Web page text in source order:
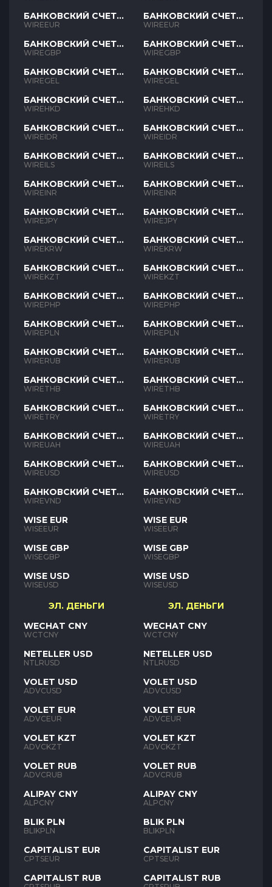
БАНКОВСКИЙ СЧЕТ
EUR
WIREEUR
БАНКОВСКИЙ СЧЕТ
GBP
WIREGBP
БАНКОВСКИЙ СЧЕТ
GEL
WIREGEL
БАНКОВСКИЙ СЧЕТ
HKD
WIREHKD
БАНКОВСКИЙ СЧЕТ
IDR
WIREIDR
БАНКОВСКИЙ СЧЕТ
ILS
WIREILS
БАНКОВСКИЙ СЧЕТ
INR
WIREINR
БАНКОВСКИЙ СЧЕТ
JPY
WIREJPY
БАНКОВСКИЙ СЧЕТ
KRW
WIREKRW
БАНКОВСКИЙ СЧЕТ
KZT
WIREKZT
БАНКОВСКИЙ СЧЕТ
PHP
WIREPHP
БАНКОВСКИЙ СЧЕТ
PLN
WIREPLN
БАНКОВСКИЙ СЧЕТ
RUB
WIRERUB
БАНКОВСКИЙ СЧЕТ
THB
WIRETHB
БАНКОВСКИЙ СЧЕТ
TRY
WIRETRY
БАНКОВСКИЙ СЧЕТ
UAH
WIREUAH
БАНКОВСКИЙ СЧЕТ
USD
WIREUSD
БАНКОВСКИЙ СЧЕТ
VND
WIREVND
WISE EUR
WISEEUR
WISE GBP
WISEGBP
WISE USD
WISEUSD
ЭЛ. ДЕНЬГИ
WECHAT CNY
WCTCNY
NETELLER USD
NTLRUSD
VOLET USD
ADVCUSD
VOLET EUR
ADVCEUR
VOLET KZT
ADVCKZT
VOLET RUB
ADVCRUB
ALIPAY CNY
ALPCNY
BLIK PLN
BLIKPLN
CAPITALIST EUR
CPTSEUR
CAPITALIST RUB
БАНКОВСКИЙ СЧЕТ
EUR
WIREEUR
БАНКОВСКИЙ СЧЕТ
GBP
WIREGBP
БАНКОВСКИЙ СЧЕТ
GEL
WIREGEL
БАНКОВСКИЙ СЧЕТ
HKD
WIREHKD
БАНКОВСКИЙ СЧЕТ
IDR
WIREIDR
БАНКОВСКИЙ СЧЕТ
ILS
WIREILS
БАНКОВСКИЙ СЧЕТ
INR
WIREINR
БАНКОВСКИЙ СЧЕТ
JPY
WIREJPY
БАНКОВСКИЙ СЧЕТ
KRW
WIREKRW
БАНКОВСКИЙ СЧЕТ
KZT
WIREKZT
БАНКОВСКИЙ СЧЕТ
PHP
WIREPHP
БАНКОВСКИЙ СЧЕТ
PLN
WIREPLN
БАНКОВСКИЙ СЧЕТ
RUB
WIRERUB
БАНКОВСКИЙ СЧЕТ
THB
WIRETHB
БАНКОВСКИЙ СЧЕТ
TRY
WIRETRY
БАНКОВСКИЙ СЧЕТ
UAH
WIREUAH
БАНКОВСКИЙ СЧЕТ
USD
WIREUSD
БАНКОВСКИЙ СЧЕТ
VND
WIREVND
WISE EUR
WISEEUR
WISE GBP
WISEGBP
WISE USD
WISEUSD
ЭЛ. ДЕНЬГИ
WECHAT CNY
WCTCNY
NETELLER USD
NTLRUSD
VOLET USD
ADVCUSD
VOLET EUR
ADVCEUR
VOLET KZT
ADVCKZT
VOLET RUB
ADVCRUB
ALIPAY CNY
ALPCNY
BLIK PLN
BLIKPLN
CAPITALIST EUR
CPTSEUR
CAPITALIST RUB